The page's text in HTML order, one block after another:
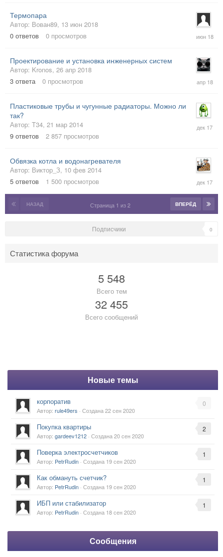
Термопара
Автор: Вован89, 13 июн 2018
0 ответов 0 просмотров
июн
Проектирование и установка инженерных систем
Автор: Kronos, 26 апр 2018
3 ответа 0 просмотров
апр
Пластиковые трубы и чугунные радиаторы. Можно ли
так?
Автор: T34, 21 мар 2014
9 ответов 2 857 просмотров
дек
Обвязка котла и водонагревателя
Автор: Виктор_З, 10 фев 2014
5 ответов 1 500 просмотров
дек
2017
НАЗАД ВПЕРЁД
Страница 1 из 2
Подписчики 0
Статистика форума
5 548
Всего тем
32 455
Всего сообщений
Новые темы
0
корпоратив
Автор: rule49ers · Создана22 сен 2020
2
Покупка квартиры
Автор: gardeev1212 · Создана20 сен 2020
1
Поверка электросчетчиков
Автор: PetrRudin · Создана 19 сен 2020
1
Как обмануть счетчик?
Автор: PetrRudin · Создана 19 сен 2020
1
ИБП или стабилизатор
Автор: PetrRudin · Создана 18 сен 2020
Сообщения